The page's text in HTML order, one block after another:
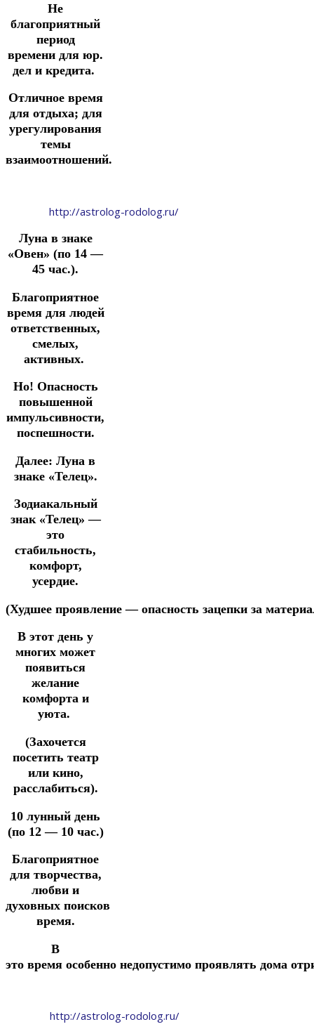
Не
благоприятный
период
времени для юр.
дел и кредита.
Отличное время
для отдыха; для
урегулирования
темы
взаимоотношений.
http://astrolog-rodolog.ru/
Луна в знаке
«Овен» (по 14 —
45 час.).
Благоприятное
время для людей
ответственных,
смелых,
активных.
Но! Опасность
повышенной
импульсивности,
поспешности.
Далее: Луна в
знаке «Телец».
Зодиакальный
знак «Телец» —
это
стабильность,
комфорт,
усердие.
(Худшее проявление— опасность зацепки за
В этот день у
многих может
появиться
желание
комфорта и
уюта.
(Захочется
посетить театр
или кино,
расслабиться).
10 лунный день
(по 12 — 10 час.)
Благоприятное
для творчества,
любви и
духовных поисков
время.
В
это время особенно недопустимо проявлять дома
http://astrolog-rodolog.ru/